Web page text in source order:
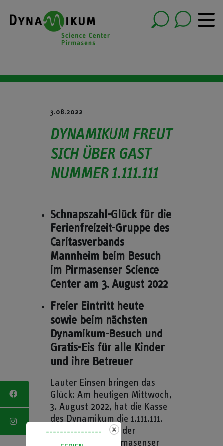
3.08.2022
DYNAMIKUM FREUT
SICH ÜBER GAST
NUMMER 1.111.111
Schnapszahl-Glück für die
Ferienfreizeit-Gruppe des
Caritasverbands
Mannheim beim Besuch
im Pirmasenser Science
Center am 3. August 2022
Freier Eintritt heute
sowie beim nächsten
Dynamikum-Besuch und
Gratis-Eis für alle Kinder
und ihre Betreuer
Lauter Einsen bringen das
Glück: Am heutigen Mittwoch,
3. August 2022, hat die Kasse
des Dynamikum die 1.111.111.
Eintrittskarte seit der
Eröffnung des Pirmasenser
----------------